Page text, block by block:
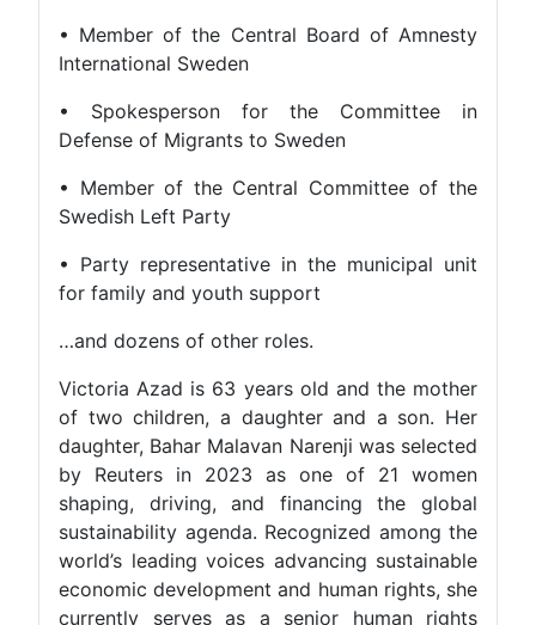
• Member of the Central Board of Amnesty
International Sweden
• Spokesperson for the Committee in
Defense of Migrants to Sweden
• Member of the Central Committee of the
Swedish Left Party
• Party representative in the municipal unit
for family and youth support
…and dozens of other roles.
Victoria Azad is 63 years old and the mother
of two children, a daughter and a son. Her
daughter, Bahar Malavan Narenji was selected
by Reuters in 2023 as one of 21 women
shaping, driving, and financing the global
sustainability agenda. Recognized among the
world’s leading voices advancing sustainable
economic development and human rights, she
currently serves as a senior human rights